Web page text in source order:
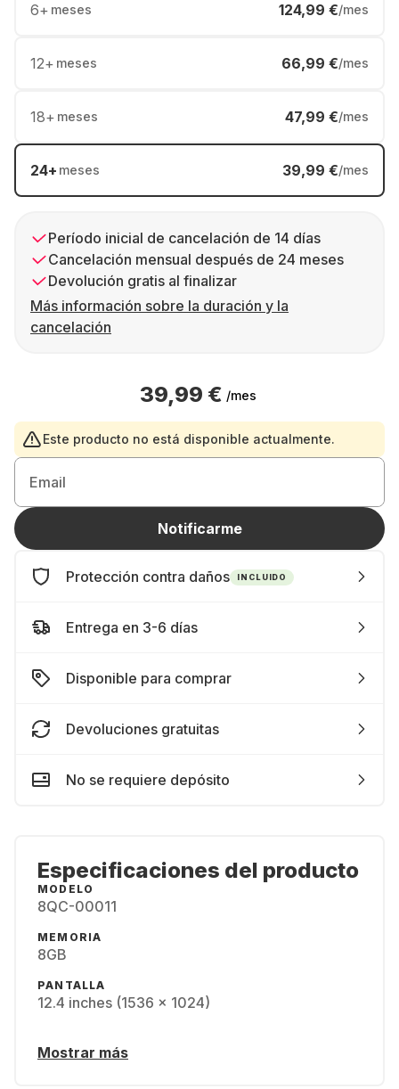
6+ meses 124,99 €/mes
12+ meses 66,99 €/mes
18+ meses 47,99 €/mes
24+ meses 39,99 €/mes
Período inicial de cancelación de 14 días
Cancelación mensual después de 24 meses
Devolución gratis al finalizar
Más información sobre la duración y la
cancelación
39,99 € /mes
Este producto no está disponible actualmente.
Email
Notificarme
Protección contra daños INCLUIDO
Entrega en 3-6 días
Disponible para comprar
Devoluciones gratuitas
No se requiere depósito
Especificaciones del producto
MODELO
8QC-00011
MEMORIA
8GB
PANTALLA
12.4 inches (1536 x 1024)
Mostrar más